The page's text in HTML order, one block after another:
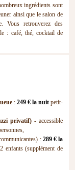
ingrédients sont
ainsi que le salon de
Vous retrouverez des
: café, thé, cocktail de
: 249 € la nuit petit-
privatif) - accessible
: 289 € la
enfants (supplément de